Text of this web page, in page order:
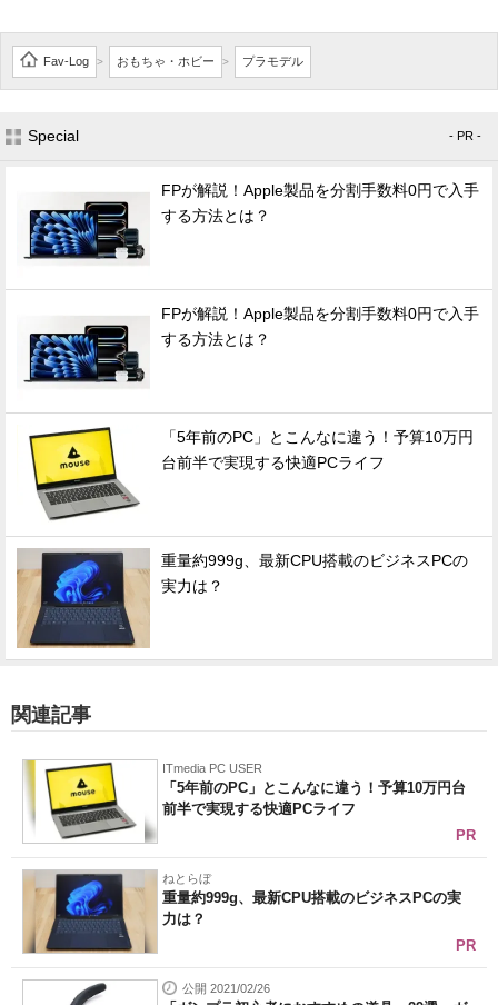
Fav-Log > おもちゃ・ホビー > プラモデル
Special - PR -
FPが解説！Apple製品を分割手数料0円で入手
する方法とは？
FPが解説！Apple製品を分割手数料0円で入手
する方法とは？
「5年前のPC」とこんなに違う！予算10万円
台前半で実現する快適PCライフ
重量約999g、最新CPU搭載のビジネスPCの
実力は？
関連記事
ITmedia PC USER
「5年前のPC」とこんなに違う！予算10万円台
前半で実現する快適PCライフ
PR
ねとらぼ
重量約999g、最新CPU搭載のビジネスPCの実
力は？
PR
公開 2021/02/26